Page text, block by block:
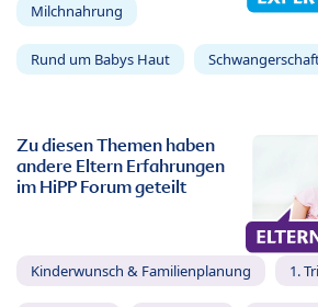
Milchnahrung
Rund um Babys Haut
Zu diesen Themen haben
andere Eltern Erfahrungen
im HiPP Forum geteilt
Kinderwunsch & Familienplanung 1.